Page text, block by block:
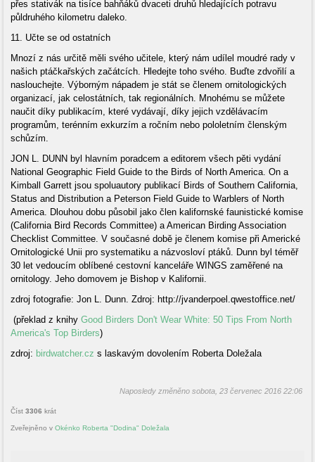
přes stativák na tisíce bahňáků dvaceti druhů hledajících potravu
půldruhého kilometru daleko.
11. Učte se od ostatních
Mnozí z nás určitě měli svého učitele, který nám udílel moudré rady v
našich ptáčkařských začátcích. Hledejte toho svého. Buďte zdvořilí a
naslouchejte. Výborným nápadem je stát se členem ornitologických
organizací, jak celostátních, tak regionálních. Mnohému se můžete
naučit díky publikacím, které vydávají, díky jejich vzdělávacím
programům, terénním exkurzím a ročním nebo pololetním členským
schůzím.
JON L. DUNN byl hlavním poradcem a editorem všech pěti vydání
National Geographic Field Guide to the Birds of North America. On a
Kimball Garrett jsou spoluautory publikací Birds of Southern California,
Status and Distribution a Peterson Field Guide to Warblers of North
America. Dlouhou dobu působil jako člen kalifornské faunistické komise
(California Bird Records Committee) a American Birding Association
Checklist Committee. V současné době je členem komise při Americké
Ornitologické Unii pro systematiku a názvosloví ptáků. Dunn byl téměř
30 let vedoucím oblíbené cestovní kanceláře WINGS zaměřené na
ornitology. Jeho domovem je Bishop v Kalifornii.
zdroj fotografie: Jon L. Dunn. Zdroj: http://jvanderpoel.qwestoffice.net/
(překlad z knihy Good Birders Don't Wear White: 50 Tips From North
America's Top Birders)
zdroj: birdwatcher.cz s laskavým dovolením Roberta Doležala
Naposledy změněno sobota, 23 červenec 2016 22:06
Číst 3306 krát
Zveřejněno v Okénko Roberta "Dodina" Doležala